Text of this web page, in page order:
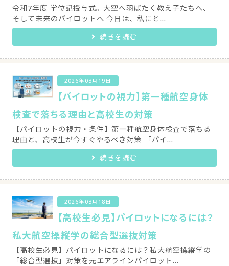
令和7年度 学位記授与式。大空へ羽ばたく教え子たちへ、
そして未来のパイロットへ 今日は、私にと...
続きを読む
2026年03月19日
【パイロットの視力】第一種航空身体
検査で落ちる理由と高校生の対策
【パイロットの視力・条件】第一種航空身体検査で落ちる
理由と、高校生が今すぐやるべき対策 「パイ...
続きを読む
2026年03月18日
【高校生必見】パイロットになるには？
私大航空操縦学の総合型選抜対策
【高校生必見】パイロットになるには？私大航空操縦学の
「総合型選抜」対策を元エアラインパイロット...